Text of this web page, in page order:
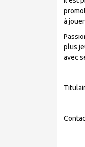
à
plus
avec